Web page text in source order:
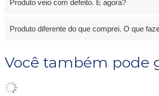
Produto veio com defeito. E agora?
Produto diferente do que comprei. O que
Você também pode